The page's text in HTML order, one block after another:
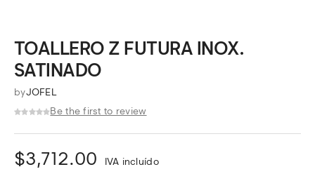
TOALLERO Z FUTURA INOX.
SATINADO
byJOFEL
Be the first to review
$3,712.00 IVA incluído